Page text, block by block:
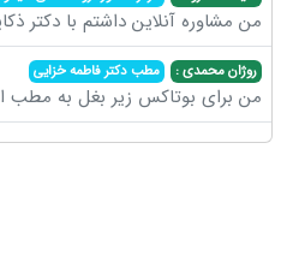
من مشاوره آنلاین داشتم با دکتر
روژان محمدی : مطب دکتر فاطمه خزایی
من برای بوتاکس زیر بغل به مطب